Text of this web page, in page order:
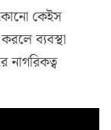
কেইস
ব্যবস্থা
নাগরিকত্ব